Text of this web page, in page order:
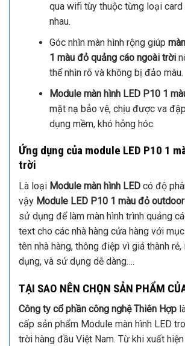
qua wifi tùy thuộc từng loại card
nhau.
Góc nhìn màn hình rộng giúp
1 màu đỏ quảng cáo ngoài trời
thể nhìn rõ và không bị đảo màu.
Module màn hình LED P10 1
mặt nạ bảo vệ, chịu được va
dụng mềm, khó hỏng hóc.
Ứng dụng của module LED P10 1
trời
Là loại Module màn hình LED có độ
vậy Module LED P10 1 màu đỏ outdoor
sử dụng để làm màn hình trình quảng
text cho các nhà hàng cửa hàng với
tên nhà hàng, thông điệp vì giá thành
dụng, và sử dụng dễ dàng….
TẠI SAO NÊN CHỌN SẢN PHẨM
Công ty cổ phần công nghệ Thiên Hợp
cấp sản phẩm Module màn hình LED
trời hàng đầu Việt Nam. Từ khi xuất